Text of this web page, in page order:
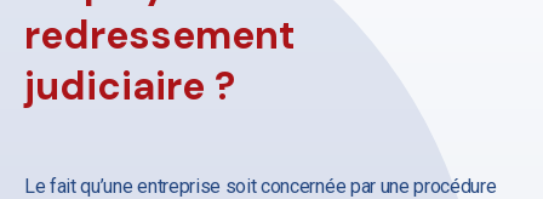
redressement
judiciaire ?
Le fait qu’une entreprise soit concernée par une procédure